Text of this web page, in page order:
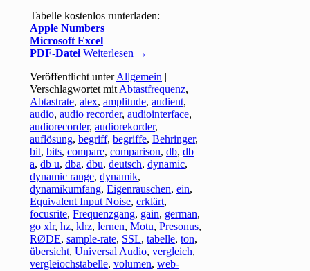
Tabelle kostenlos runterladen:
Apple Numbers
Microsoft Excel
PDF-Datei Weiterlesen →
Veröffentlicht unter Allgemein |
Verschlagwortet mit Abtastfrequenz,
Abtastrate,alex,amplitude,audient,
audio,audio recorder,audiointerface,
audiorecorder,audiorekorder,
auflösung,begriff,begriffe,Behringer,
bit,bits,compare,comparison,db,db
a,db u,dba,dbu,deutsch,dynamic,
dynamic range,dynamik,
dynamikumfang,Eigenrauschen,ein,
Equivalent Input Noise,erklärt,
focusrite,Frequenzgang, gain, german,
go xlr,hz,khz,lernen,Motu,Presonus,
RØDE,sample-rate, SSL,tabelle,ton,
übersicht,Universal Audio,vergleich,
vergleiochstabelle,volumen,web-